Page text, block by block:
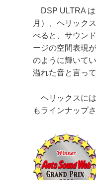
DSP ULTRA は
月）、ヘリック
べると、サウン
ージの空間表現
のように輝いて
溢れた音と言っ
ヘリックスには
もラインナップ